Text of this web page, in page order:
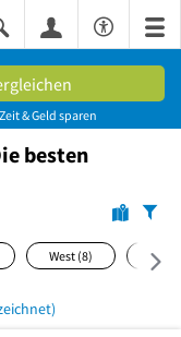
Zeit & Geld sparen
besten
West (8) Ost